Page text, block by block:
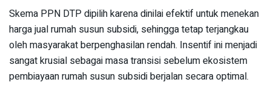
Skema PPN DTP dipilih karena dinilai efektif untuk menekan
harga jual rumah susun subsidi, sehingga tetap terjangkau
oleh masyarakat berpenghasilan rendah. Insentif ini menjadi
sangat krusial sebagai masa transisi sebelum ekosistem
pembiayaan rumah susun subsidi berjalan secara optimal.